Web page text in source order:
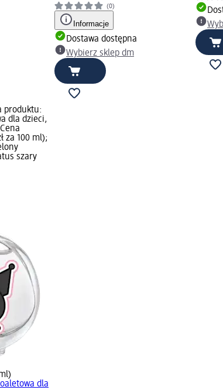
(0)
Informacje
Dostawa dostępna
Wybierz sklep dm
produktu:
dla dzieci,
za 100 ml);
szary
dla